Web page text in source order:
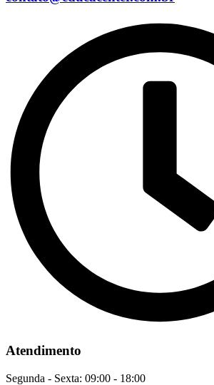
Atendimento
Segunda - Sexta: 09:00 - 18:00